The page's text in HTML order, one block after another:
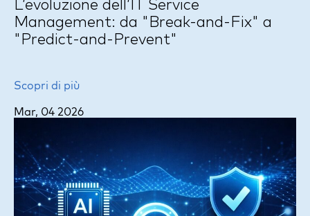
L’evoluzione dell’IT Service
Management: da "Break-and-Fix" a
"Predict-and-Prevent"
Scopri di più
Mar, 04 2026